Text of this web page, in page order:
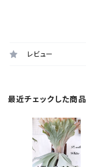
レビュー
最近チェックした商品